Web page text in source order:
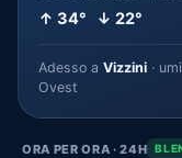
↑ 34° ↓ 22°
Adesso a Vizzini ·
Ovest
ORA PER ORA · 24H